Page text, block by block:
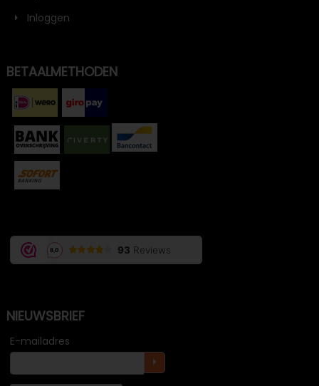
Inloggen
BETAALMETHODEN
NIEUWSBRIEF
E-mailadres